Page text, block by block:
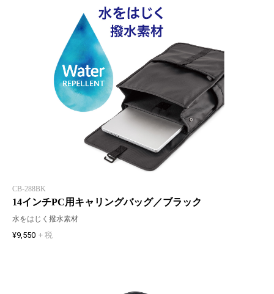
CB-288BK
14インチPC用キャリングバッグ／ブラック
水をはじく撥水素材
¥9,550 + 税